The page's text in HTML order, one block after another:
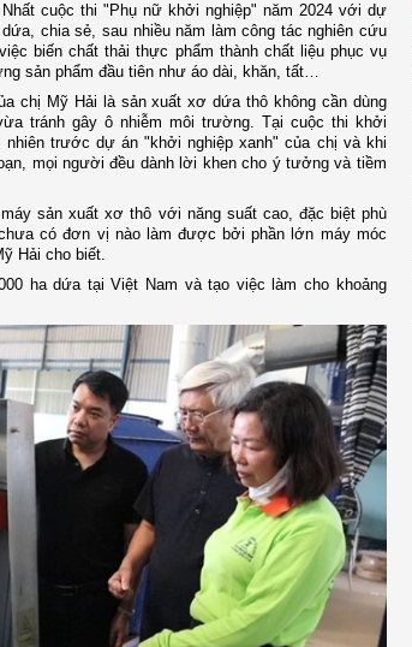
cuộc thi "Phụ nữ khởi nghiệp" năm 2024 với dự
chia sẻ, sau nhiều năm làm công tác nghiên cứu
biến chất thải thực phẩm thành chất liệu phục vụ
sản phẩm đầu tiên như áo dài, khăn, tất…
chị Mỹ Hải là sản xuất xơ dứa thô không cần dùng
tránh gây ô nhiễm môi trường. Tại cuộc thi khởi
nhiên trước dự án "khởi nghiệp xanh" của chị và khi
mọi người đều dành lời khen cho ý tưởng và tiềm
sản xuất xơ thô với năng suất cao, đặc biệt phù
có đơn vị nào làm được bởi phần lớn máy móc
Hải cho biết.
ha dứa tại Việt Nam và tạo việc làm cho khoảng